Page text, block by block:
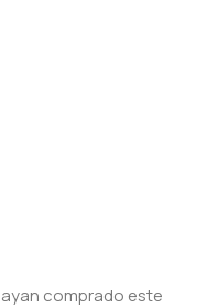
comprado este